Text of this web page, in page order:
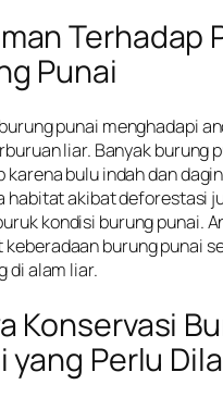
Terhadap
Punai
punai menghadapi
liar. Banyak burung
karena bulu indah dan
habitat akibat deforestasi
kondisi burung punai.
keberadaan burung punai
di alam liar.
Konservasi
yang Perlu